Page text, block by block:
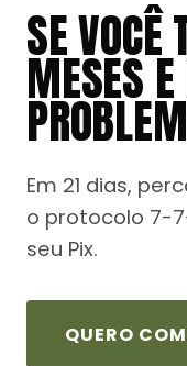
SE
MESES
Em 21 dias,
o protocolo 7-
seu Pix.
QUERO